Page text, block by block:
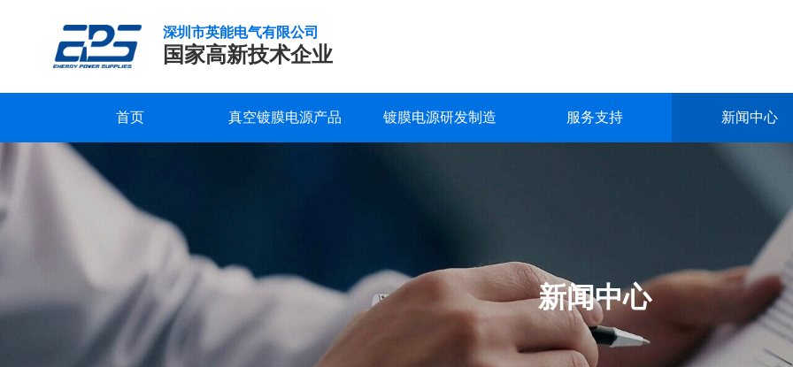
深圳市英能电气有限公司
国家高新技术企业
首页 真空镀膜电源产品 镀膜电源研发制造
研发实力
品质保证
了解更多
服务支持
服务支持
下载中心
了解更多
新闻中心
公司新闻
了解更多
公司概况
发展历程
了解更多
联系我们
了解更多
磁
控
和
新闻中心